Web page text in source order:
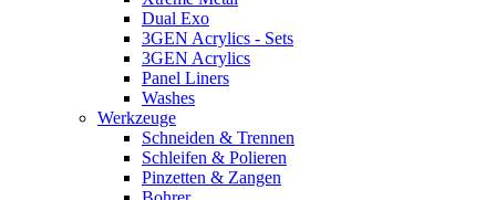
Dual Exo
3GEN Acrylics - Sets
3GEN Acrylics
Panel Liners
Washes
Werkzeuge
Schneiden & Trennen
Schleifen & Polieren
Pinzetten & Zangen